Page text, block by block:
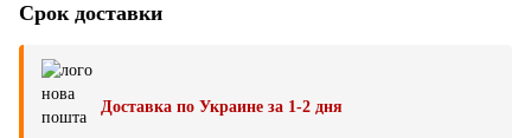
Срок доставки
Доставка по Украине за 1-2 дня